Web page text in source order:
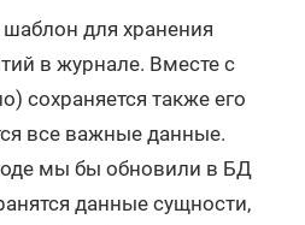
для хранения
в журнале. Вместе с
сохраняется также его
все важные данные.
мы бы обновили в БД
данные сущности,